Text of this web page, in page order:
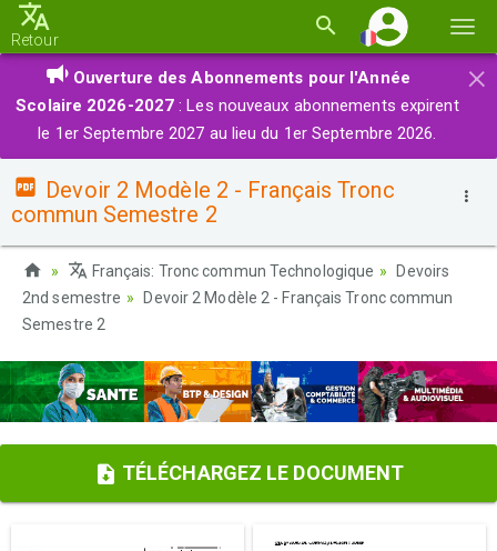
la
Retour
×
Ouverture des Abonnements pour l'Année
Scolaire 2026-2027 : Les nouveaux abonnements expirent
le 1er Septembre 2027 au lieu du 1er Septembre 2026.
Devoir 2 Modèle 2 - Français Tronc
commun Semestre 2
Français: Tronc commun Technologique
Devoirs
2nd semestre
Devoir 2 Modèle 2 - Français Tronc commun
Semestre 2
TÉLÉCHARGEZ LE DOCUMENT